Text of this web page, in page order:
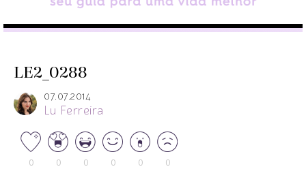
LE2_0288
07.07.2014
Lu Ferreira
0 0 0 0 0 0